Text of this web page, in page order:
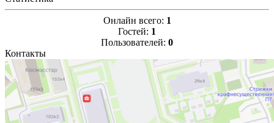
Онлайн всего: 1
Гостей: 1
Пользователей: 0
Контакты